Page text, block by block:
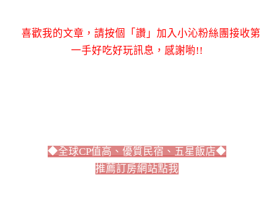
喜歡我的文章，請按個「讚」加入小沁粉絲團接收第
一手好吃好玩訊息，感謝喲!!
◆全球CP值高、優質民宿、五星飯店◆
推薦訂房網站點我